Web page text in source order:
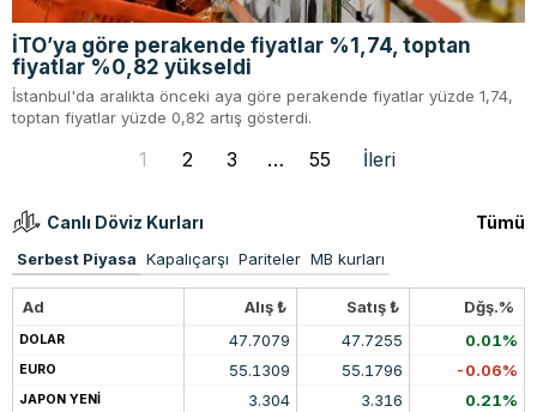
İTO’ya göre perakende fiyatlar %1,74, toptan
fiyatlar %0,82 yükseldi
İstanbul'da aralıkta önceki aya göre perakende fiyatlar yüzde 1,74,
toptan fiyatlar yüzde 0,82 artış gösterdi.
1 2 3 … 55 İleri
Canlı Döviz Kurları Tümü
Serbest Piyasa Kapalıçarşı Pariteler MB kurları
Ad Alış ₺ Satış ₺ Dğş.%
DOLAR 47.7079 47.7255 0.01%
EURO 55.1309 55.1796 -0.06%
JAPON YENİ 3.304 3.316 0.21%